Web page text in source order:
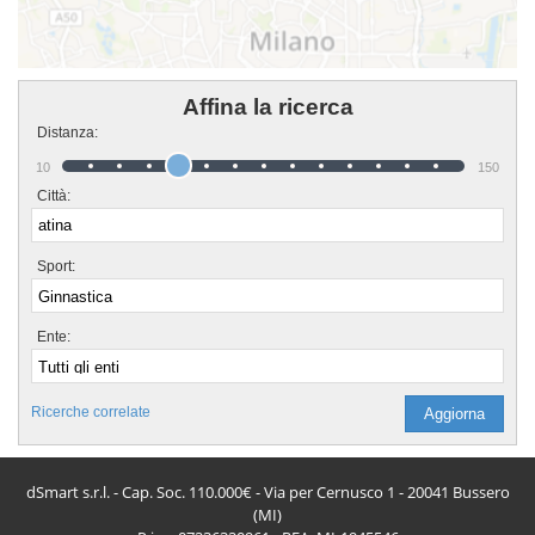
Affina la ricerca
Distanza:
10 150
Città:
Sport:
Ente:
Ricerche correlate
dSmart s.r.l. - Cap. Soc. 110.000€ - Via per Cernusco 1 - 20041 Bussero
(MI)